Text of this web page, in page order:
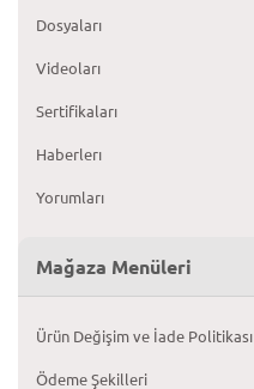
Dosyaları
Videoları
Sertifikaları
Haberlerı
Yorumları
Mağaza Menüleri
Ürün Değişim ve İade Politikası
Ödeme Şekilleri